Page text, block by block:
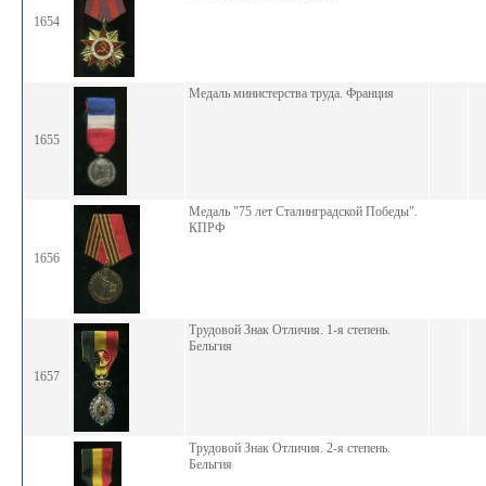
1654
1655
Медаль министерства труда. Франция
1656
Медаль "75 лет Сталинградской Победы".
КПРФ
1657
Трудовой Знак Отличия. 1-я степень.
Бельгия
Трудовой Знак Отличия. 2-я степень.
Бельгия